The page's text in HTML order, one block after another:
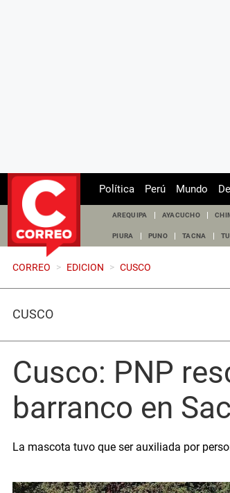
Política Perú Mundo
AREQUIPA AYACUCHO
PIURA PUNO TACNA
CORREO > EDICION > CUSCO
CUSCO
Cusco: PNP
barranco en
La mascota tuvo que ser auxiliada por